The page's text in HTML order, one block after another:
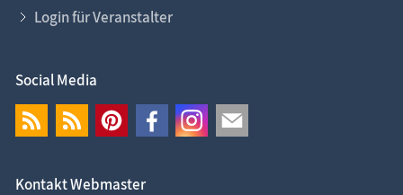
Login für Veranstalter
Social Media
Kontakt Webmaster